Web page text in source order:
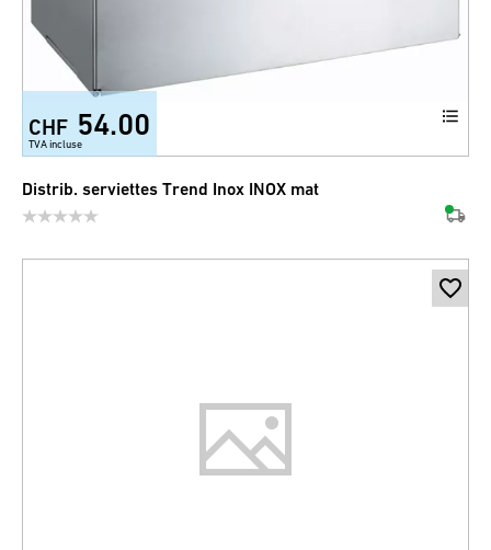
CHF 54.00
TVA incluse
Distrib. serviettes Trend Inox INOX mat